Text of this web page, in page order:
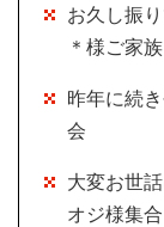
お久し振
＊様ご家族
昨年に続
会
大変お世
オジ様集合